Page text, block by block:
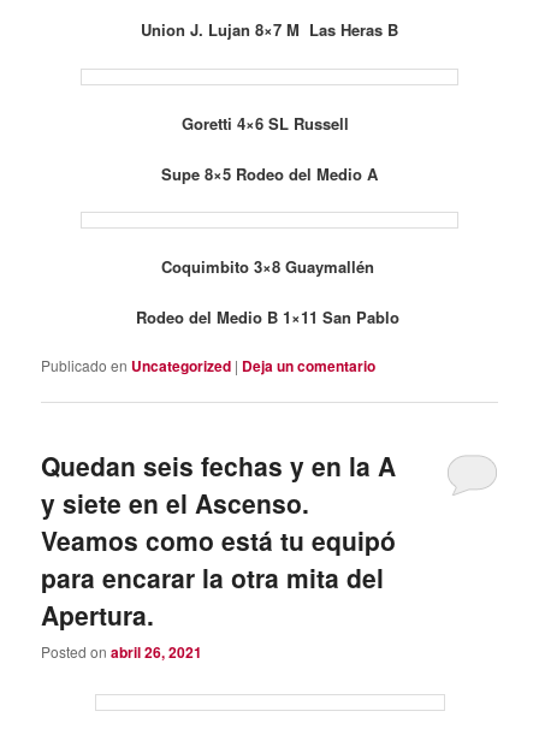
Union J. Lujan 8×7 M Las Heras B
Goretti 4×6 SL Russell
Supe 8×5 Rodeo del Medio A
Coquimbito 3×8 Guaymallén
Rodeo del Medio B 1×11 San Pablo
Publicado en Uncategorized | Deja un comentario
Quedan seis fechas y en la A
y siete en el Ascenso.
Veamos como está tu equipó
para encarar la otra mita del
Apertura.
Posted onabril 26, 2021